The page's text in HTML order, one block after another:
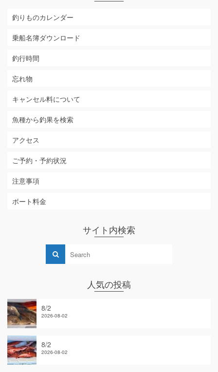
釣りものカレンダー
乗船名簿ダウンロード
釣行時間
忘れ物
キャンセル料について
魚種から釣果を検索
アクセス
ご予約・予約状況
注意事項
ボート料金
サイト内検索
人気の投稿
8/2
2026-08-02
8/2
2026-08-02